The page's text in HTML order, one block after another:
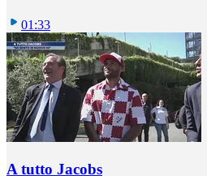
01:33
A tutto Jacobs